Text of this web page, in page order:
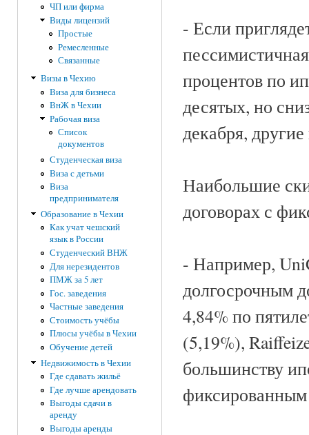
ЧП или фирма
Виды лицензий
Простые
Ремесленные
Связанные
Визы в Чехию
Виза для бизнеса
ВнЖ в Чехии
Рабочая виза
Список
документов
Студенческая виза
Виза с детьми
Виза
предпринимателя
Образование в Чехии
Как учат чешский
язык в России
Студенческий ВНЖ
Для нерезидентов
ПМЖ за 5 лет
Гос. заведения
Частные заведения
Стоимость учёбы
Плюсы учёбы в Чехии
Обучение детей
Недвижимость в Чехии
Где сдавать жильё
Где лучше арендовать
Выгоды сдачи в
аренду
Выгоды аренды
- Если
процентов по
десятых, но
декабря,
Наибольшие
договорах с
- Например,
долгосрочным
4,84% по
(5,19%),
большинству
фиксированным